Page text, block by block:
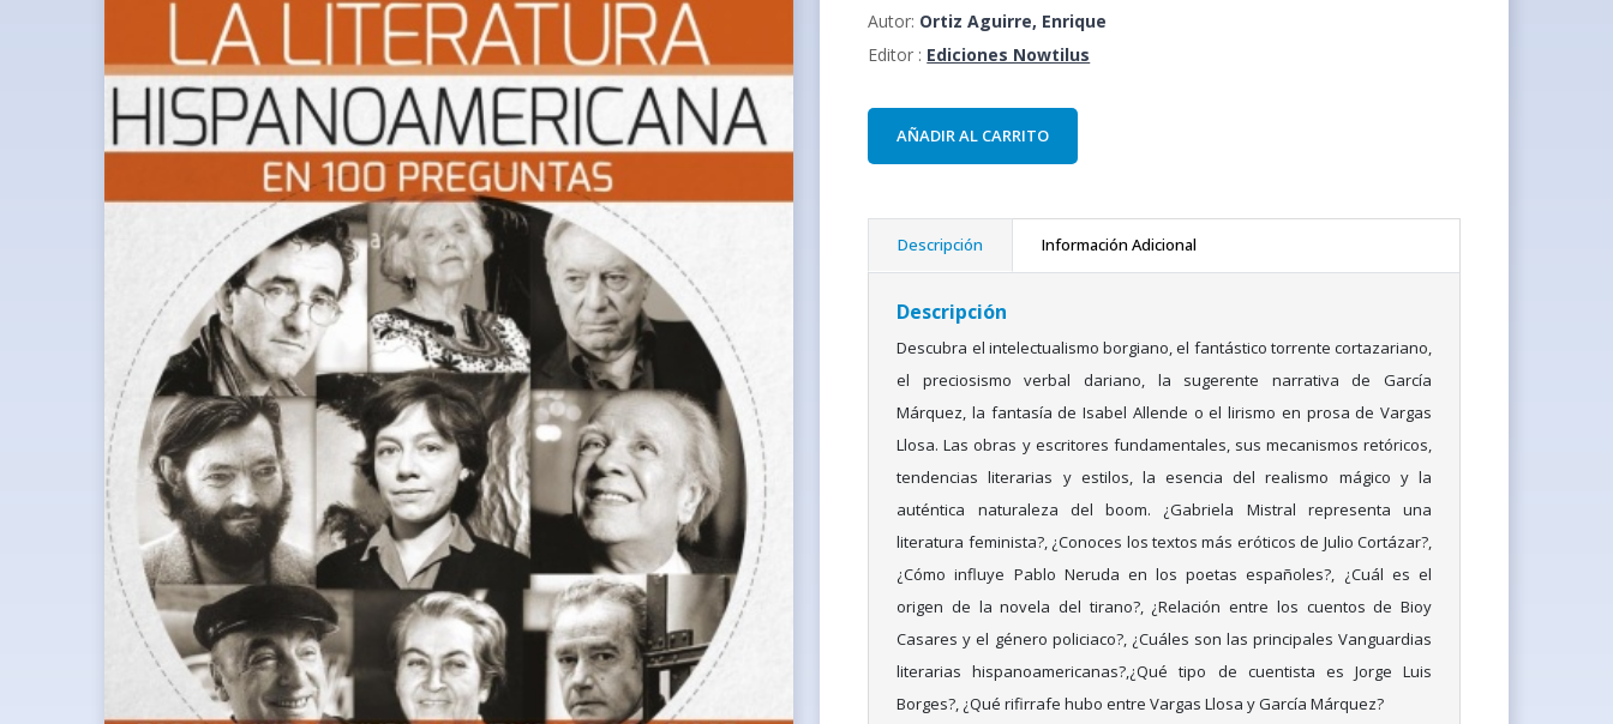
Autor: Ortiz Aguirre, Enrique
Editor : Ediciones Nowtilus
AÑADIR AL CARRITO
Descripción Información Adicional
Descripción
Descubra el intelectualismo borgiano, el fantástico torrente cortazariano,
el preciosismo verbal dariano, la sugerente narrativa de García
Márquez, la fantasía de Isabel Allende o el lirismo en prosa de Vargas
Llosa. Las obras y escritores fundamentales, sus mecanismos retóricos,
tendencias literarias y estilos, la esencia del realismo mágico y la
auténtica naturaleza del boom. ¿Gabriela Mistral representa una
literatura feminista?, ¿Conoces los textos más eróticos de Julio Cortázar?,
¿Cómo influye Pablo Neruda en los poetas españoles?, ¿Cuál es el
origen de la novela del tirano?, ¿Relación entre los cuentos de Bioy
Casares y el género policiaco?, ¿Cuáles son las principales Vanguardias
literarias hispanoamericanas?,¿Qué tipo de cuentista es Jorge Luis
Borges?, ¿Qué rifirrafe hubo entre Vargas Llosa y García Márquez?